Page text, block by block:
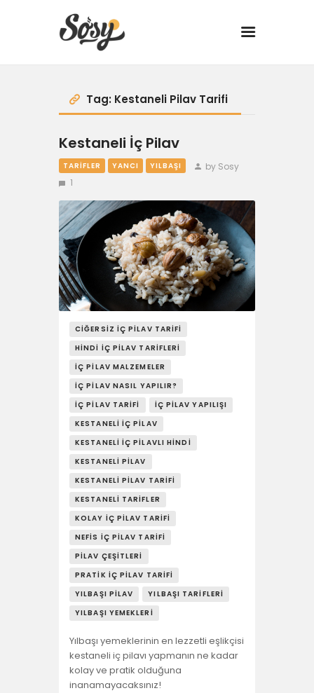
TARİFLER
MANGAL
YANCI
FIT
DRINK
BBQ 101
YAŞAM
SOSY’LE!
Tag: Kestaneli Pilav Tarifi
Kestaneli İç Pilav
TARIFLER YANCI YILBAŞI
by Sosy
1
CIĞERSIZ İÇ PILAV TARIFI
HINDI İÇ PILAV TARIFLERI
İÇ PILAV MALZEMELER
İÇ PILAV NASIL YAPILIR?
İÇ PILAV TARIFI
İÇ PILAV YAPILIŞI
KESTANELI İÇ PILAV
KESTANELI İÇ PILAVLI HINDI
KESTANELI PILAV
KESTANELI PILAV TARIFI
KESTANELI TARIFLER
KOLAY İÇ PILAV TARIFI
NEFIS İÇ PILAV TARIFI
PILAV ÇEŞITLERI
PRATIK İÇ PILAV TARIFI
YILBAŞI PILAV
YILBAŞI TARIFLERI
YILBAŞI YEMEKLERI
Yılbaşı yemeklerinin en lezzetli eşlikçisi
kestaneli iç pilavı yapmanın ne kadar
kolay ve pratik olduğuna
inanamayacaksınız!